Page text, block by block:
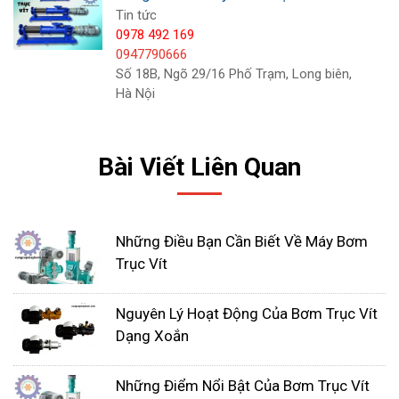
Nguyên lý hoạt động bơm trục
vít
Tin tức
0978 492 169
0947790666
Số 18B, Ngõ 29/16 Phố Trạm, Long biên,
Hà Nội
Bài Viết Liên Quan
Những Điều Bạn Cần Biết Về Máy Bơm
Trục Vít
Nguyên Lý Hoạt Động Của Bơm Trục Vít
Dạng Xoắn
Những Điểm Nổi Bật Của Bơm Trục Vít